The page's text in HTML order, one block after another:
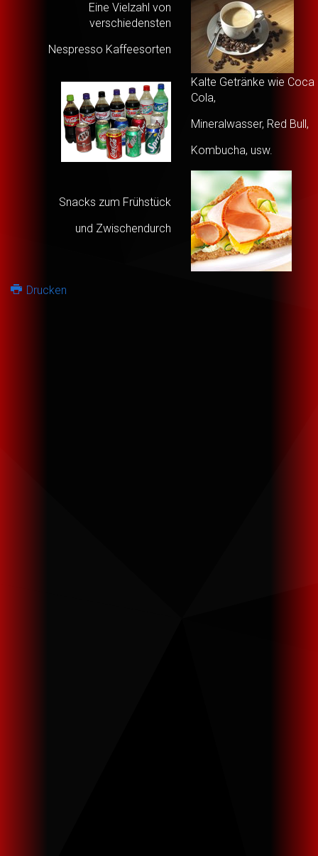
Eine Vielzahl von
verschiedensten
Nespresso Kaffeesorten
Kalte Getränke wie Coca
Cola,
Mineralwasser, Red Bull,
Kombucha, usw.
Snacks zum Frühstück
und Zwischendurch
Drucken